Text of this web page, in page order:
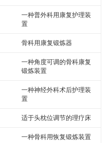
一种普外科用康复护理装
置
骨科用康复锻炼器
一种角度可调的骨科康复
锻炼装置
一种神经外科术后护理装
置
适于头枕位调节的理疗床
一种骨科用恢复锻炼装置